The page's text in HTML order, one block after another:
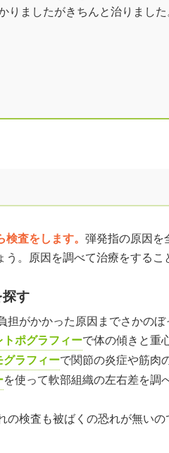
りましたがきちんと治りまし
査をします。 弾発指の原因を
。原因を調べて治療をするこ
探す
担がかかった原因までさかのぼ
トポグラフィーで体の傾きと重
グラフィーで関節の炎症や筋肉
を使って軟部組織の左右差を調
の検査も被ばくの恐れが無いの